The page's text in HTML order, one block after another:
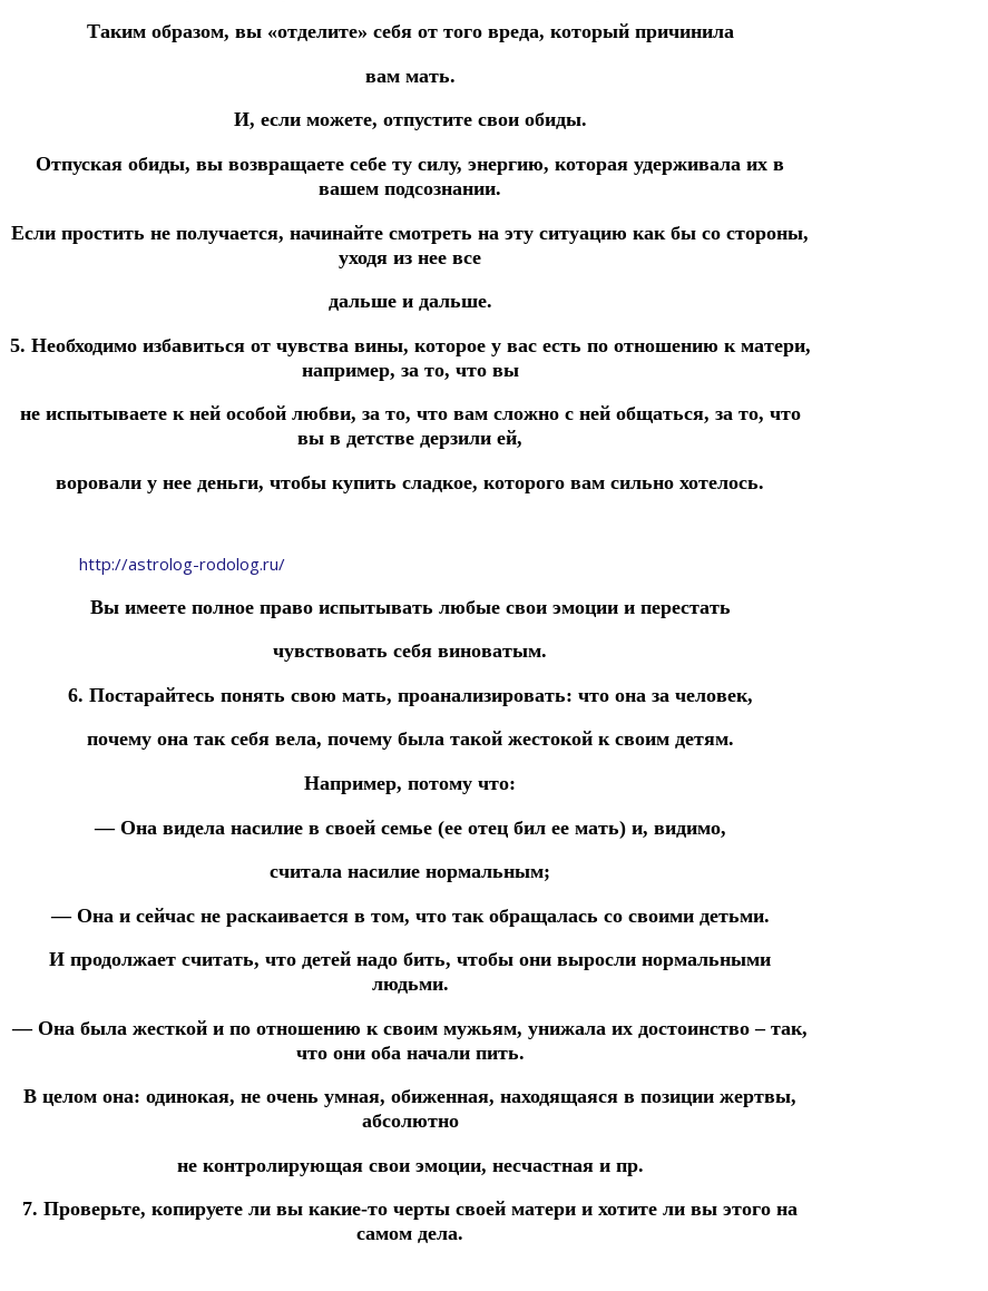
Таким образом, вы «отделите» себя от того вреда, который причинила
вам мать.
И, если можете, отпустите свои обиды.
Отпуская обиды, вы возвращаете себе ту силу, энергию, которая удерживала их в
вашем подсознании.
Если простить не получается, начинайте смотреть на эту ситуацию как бы со стороны,
уходя из нее все
дальше и дальше.
5. Необходимо избавиться от чувства вины, которое у вас есть по отношению к матери,
например, за то, что вы
не испытываете к ней особой любви, за то, что вам сложно с ней общаться, за то, что
вы в детстве дерзили ей,
воровали у нее деньги, чтобы купить сладкое, которого вам сильно хотелось.
http://astrolog-rodolog.ru/
Вы имеете полное право испытывать любые свои эмоции и перестать
чувствовать себя виноватым.
6. Постарайтесь понять свою мать, проанализировать: что она за человек,
почему она так себя вела, почему была такой жестокой к своим детям.
Например, потому что:
— Она видела насилие в своей семье (ее отец бил ее мать) и, видимо,
считала насилие нормальным;
— Она и сейчас не раскаивается в том, что так обращалась со своими детьми.
И продолжает считать, что детей надо бить, чтобы они выросли нормальными
людьми.
— Она была жесткой и по отношению к своим мужьям, унижала их достоинство – так,
что они оба начали пить.
В целом она: одинокая, не очень умная, обиженная, находящаяся в позиции жертвы,
абсолютно
не контролирующая свои эмоции, несчастная и пр.
7. Проверьте, копируете ли вы какие-то черты своей матери и хотите ли вы этого на
самом дела.